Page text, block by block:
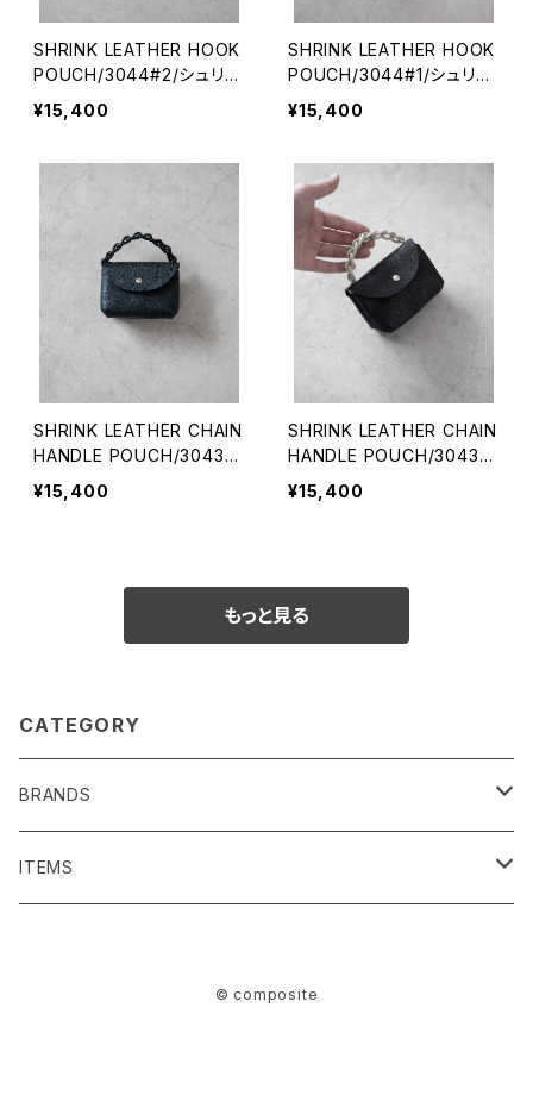
SHRINK LEATHER HOOK
POUCH/3044#2/シュリン
クレザー カラビナフックポ
ーチ
¥15,400
SHRINK LEATHER HOOK
POUCH/3044#1/シュリン
クレザー カラビナフックポ
ーチ
¥15,400
SHRINK LEATHER CHAIN
HANDLE POUCH/3043#
2/シュリンクレザー チェー
ンハンドルポーチ
¥15,400
SHRINK LEATHER CHAIN
HANDLE POUCH/3043#
1/シュリンクレザー チェーン
ハンドルポーチ
¥15,400
もっと見る
CATEGORY
BRANDS
SENTI FLATTER THE SENSES
ITEMS
© composite